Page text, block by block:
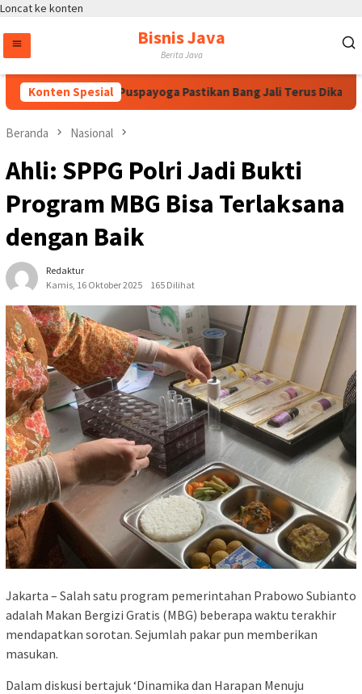
Loncat ke konten
Bisnis Java
Berita Java
Konten Spesial
Bintang Puspayoga Pastikan Bang Jali Terus Dikawal dan
Beranda Nasional
Ahli: SPPG Polri Jadi Bukti
Program MBG Bisa Terlaksana
dengan Baik
Redaktur
Kamis, 16 Oktober 2025
165 Dilihat
Jakarta – Salah satu program pemerintahan Prabowo Subianto
adalah Makan Bergizi Gratis (MBG) beberapa waktu terakhir
mendapatkan sorotan. Sejumlah pakar pun memberikan
masukan.
Dalam diskusi bertajuk ‘Dinamika dan Harapan Menuju